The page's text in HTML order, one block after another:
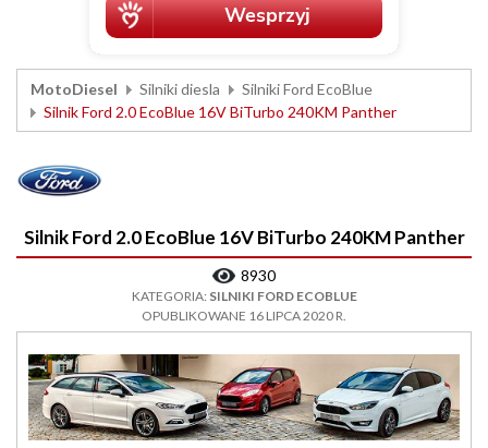
MotoDiesel Silniki diesla
Silniki Ford EcoBlue
Silnik Ford 2.0 EcoBlue 16V BiTurbo 240KM Panther
Silnik Ford 2.0 EcoBlue 16V BiTurbo 240KM Panther
8930
KATEGORIA: SILNIKI FORD ECOBLUE
OPUBLIKOWANE 16 LIPCA 2020 R.